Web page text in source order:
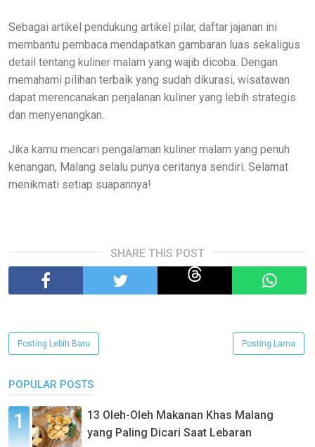
Sebagai artikel pendukung artikel pilar, daftar jajanan ini
membantu pembaca mendapatkan gambaran luas sekaligus
detail tentang kuliner malam yang wajib dicoba. Dengan
memahami pilihan terbaik yang sudah dikurasi, wisatawan
dapat merencanakan perjalanan kuliner yang lebih strategis
dan menyenangkan.
Jika kamu mencari pengalaman kuliner malam yang penuh
kenangan, Malang selalu punya ceritanya sendiri. Selamat
menikmati setiap suapannya!
SHARE THIS POST
Posting Lebih Baru Posting Lama
POPULAR POSTS
13 Oleh-Oleh Makanan Khas Malang
yang Paling Dicari Saat Lebaran